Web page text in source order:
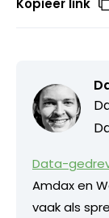
Kopieer link
Data-
Amdax en
vaak als